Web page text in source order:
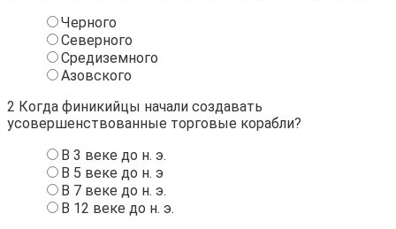
Черного
Северного
Средиземного
Азовского
2 Когда финикийцы начали создавать
усовершенствованные торговые корабли?
В 3 веке до н. э.
В 5 веке до н. э
В 7 веке до н. э.
В 12 веке до н. э.